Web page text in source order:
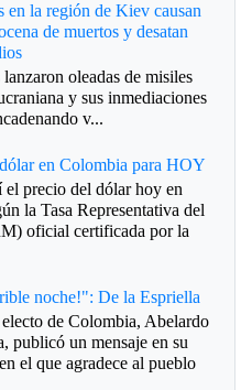
en la región de Kiev causan
de muertos y desatan
lanzaron oleadas de misiles
y sus inmediaciones
v...
en Colombia para HOY
el precio del dólar hoy en
la Tasa Representativa del
oficial certificada por la
noche!": De la Espriella
de Colombia, Abelardo
publicó un mensaje en su
el que agradece al pueblo